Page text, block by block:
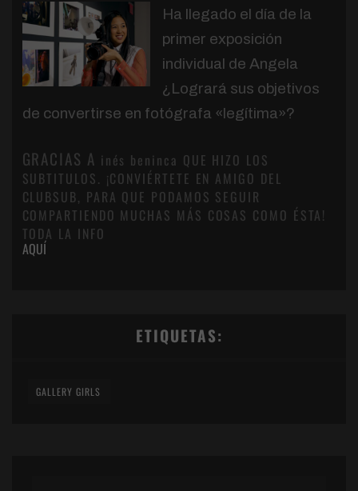
Ha llegado el día de la
primer exposición
individual de Angela
¿Logrará sus objetivos
de convertirse en fotógrafa «legítima»?
GRACIAS A inés beninca QUE HIZO LOS
SUBTITULOS. ¡CONVIÉRTETE EN AMIGO DEL
CLUBSUB, PARA QUE PODAMOS SEGUIR
COMPARTIENDO MUCHAS MÁS COSAS COMO ÉSTA!
TODA LA INFO
AQUÍ
ETIQUETAS:
GALLERY GIRLS